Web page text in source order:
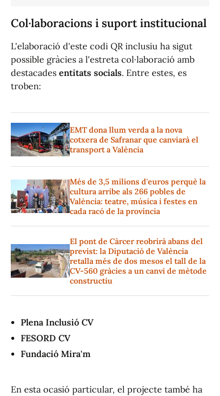
Col·laboracions i suport institucional
L'elaboració d'este codi QR inclusiu ha sigut
possible gràcies a l'estreta col·laboració amb
destacades entitats socials. Entre estes, es
troben:
EMT dona llum verda a la nova
cotxera de Safranar que canviarà el
transport a València
Més de 3,5 milions d'euros perquè la
cultura arribe als 266 pobles de
València: teatre, música i festes en
cada racó de la província
El pont de Càrcer reobrirà abans del
previst: la Diputació de València
retalla més de dos mesos el tall de la
CV-560 gràcies a un canvi de mètode
constructiu
Plena Inclusió CV
FESORD CV
Fundació Mira'm
En esta ocasió particular, el projecte també ha